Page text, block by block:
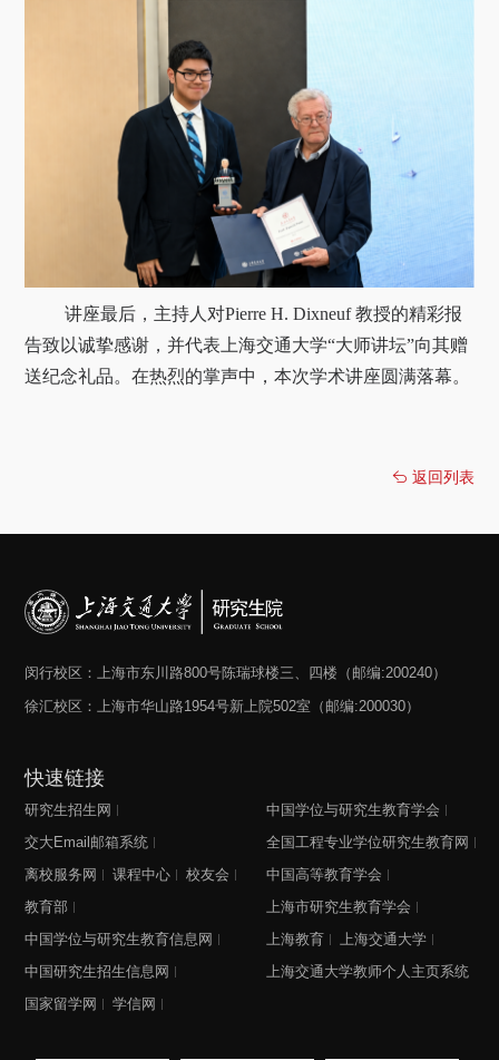
讲座最后，主持人对Pierre H. Dixneuf 教授的精彩报
告致以诚挚感谢，并代表上海交通大学“大师讲坛”向其赠
送纪念礼品。在热烈的掌声中，本次学术讲座圆满落幕。
返回列表
闵行校区：上海市东川路800号陈瑞球楼三、四楼（邮编:200240）
徐汇校区：上海市华山路1954号新上院502室（邮编:200030）
快速链接
研究生招生网
交大Email邮箱系统
离校服务网
课程中心
校友会
教育部
中国学位与研究生教育信息网
中国研究生招生信息网
国家留学网
学信网
中国学位与研究生教育学会
全国工程专业学位研究生教育网
中国高等教育学会
上海市研究生教育学会
上海教育
上海交通大学
上海交通大学教师个人主页系统